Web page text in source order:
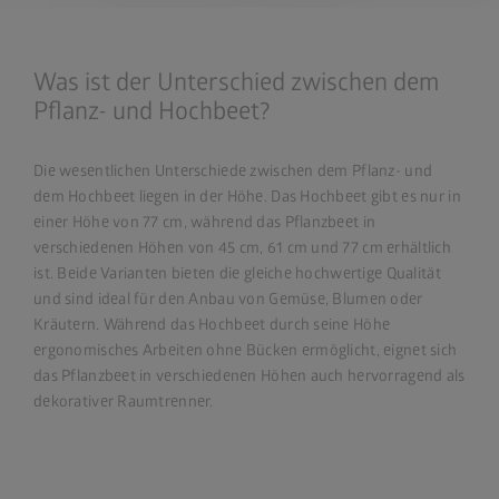
Was ist der Unterschied zwischen dem
Pflanz- und Hochbeet?
Die wesentlichen Unterschiede zwischen dem Pflanz- und
dem Hochbeet liegen in der Höhe. Das Hochbeet gibt es nur in
einer Höhe von 77 cm, während das Pflanzbeet in
verschiedenen Höhen von 45 cm, 61 cm und 77 cm erhältlich
ist. Beide Varianten bieten die gleiche hochwertige Qualität
und sind ideal für den Anbau von Gemüse, Blumen oder
Kräutern. Während das Hochbeet durch seine Höhe
ergonomisches Arbeiten ohne Bücken ermöglicht, eignet sich
das Pflanzbeet in verschiedenen Höhen auch hervorragend als
dekorativer Raumtrenner.